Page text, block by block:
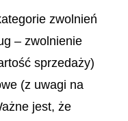
zwolnień
– zwolnienie
sprzedaży)
(z uwagi na
jest, że